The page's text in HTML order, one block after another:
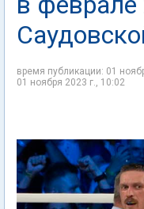
время публикации: 01
01 ноября 2023 г., 10:02